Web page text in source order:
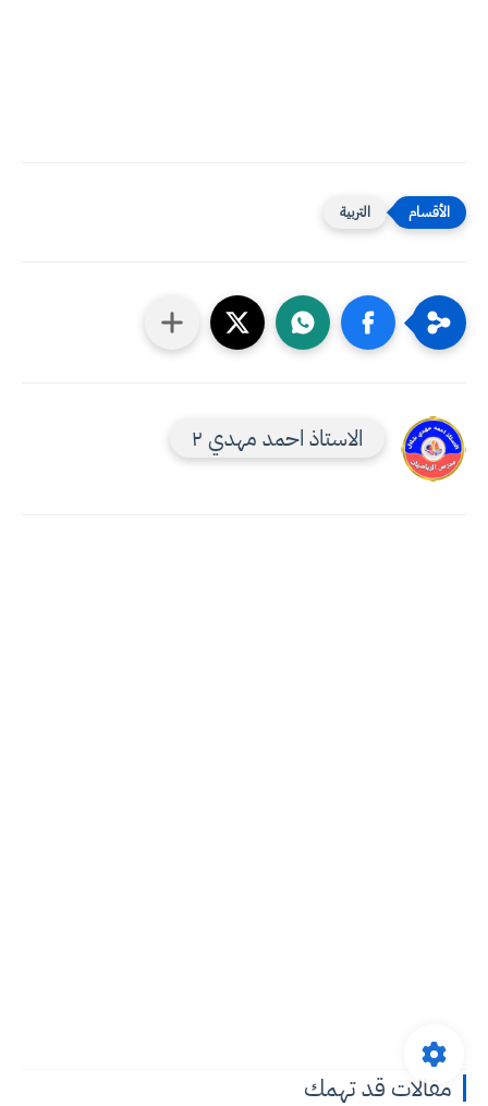
التربية
الاستاذ احمد مهدي ٢
مقالات قد تهمك